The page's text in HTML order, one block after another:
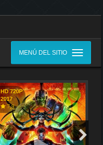
MENÚ DEL SITIO
HD 720P
2017
7,9